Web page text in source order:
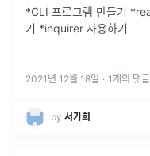
*CLI 프로그램 만들기
기 *inquirer 사용하기
2021년 12월 18일 · 1 개의 댓글
by 서가희